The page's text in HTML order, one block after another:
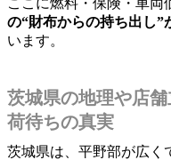
の“財布からの持ち出し”
います。
茨城県の地理や店
荷待ちの真実
茨城県は、平野部が広く